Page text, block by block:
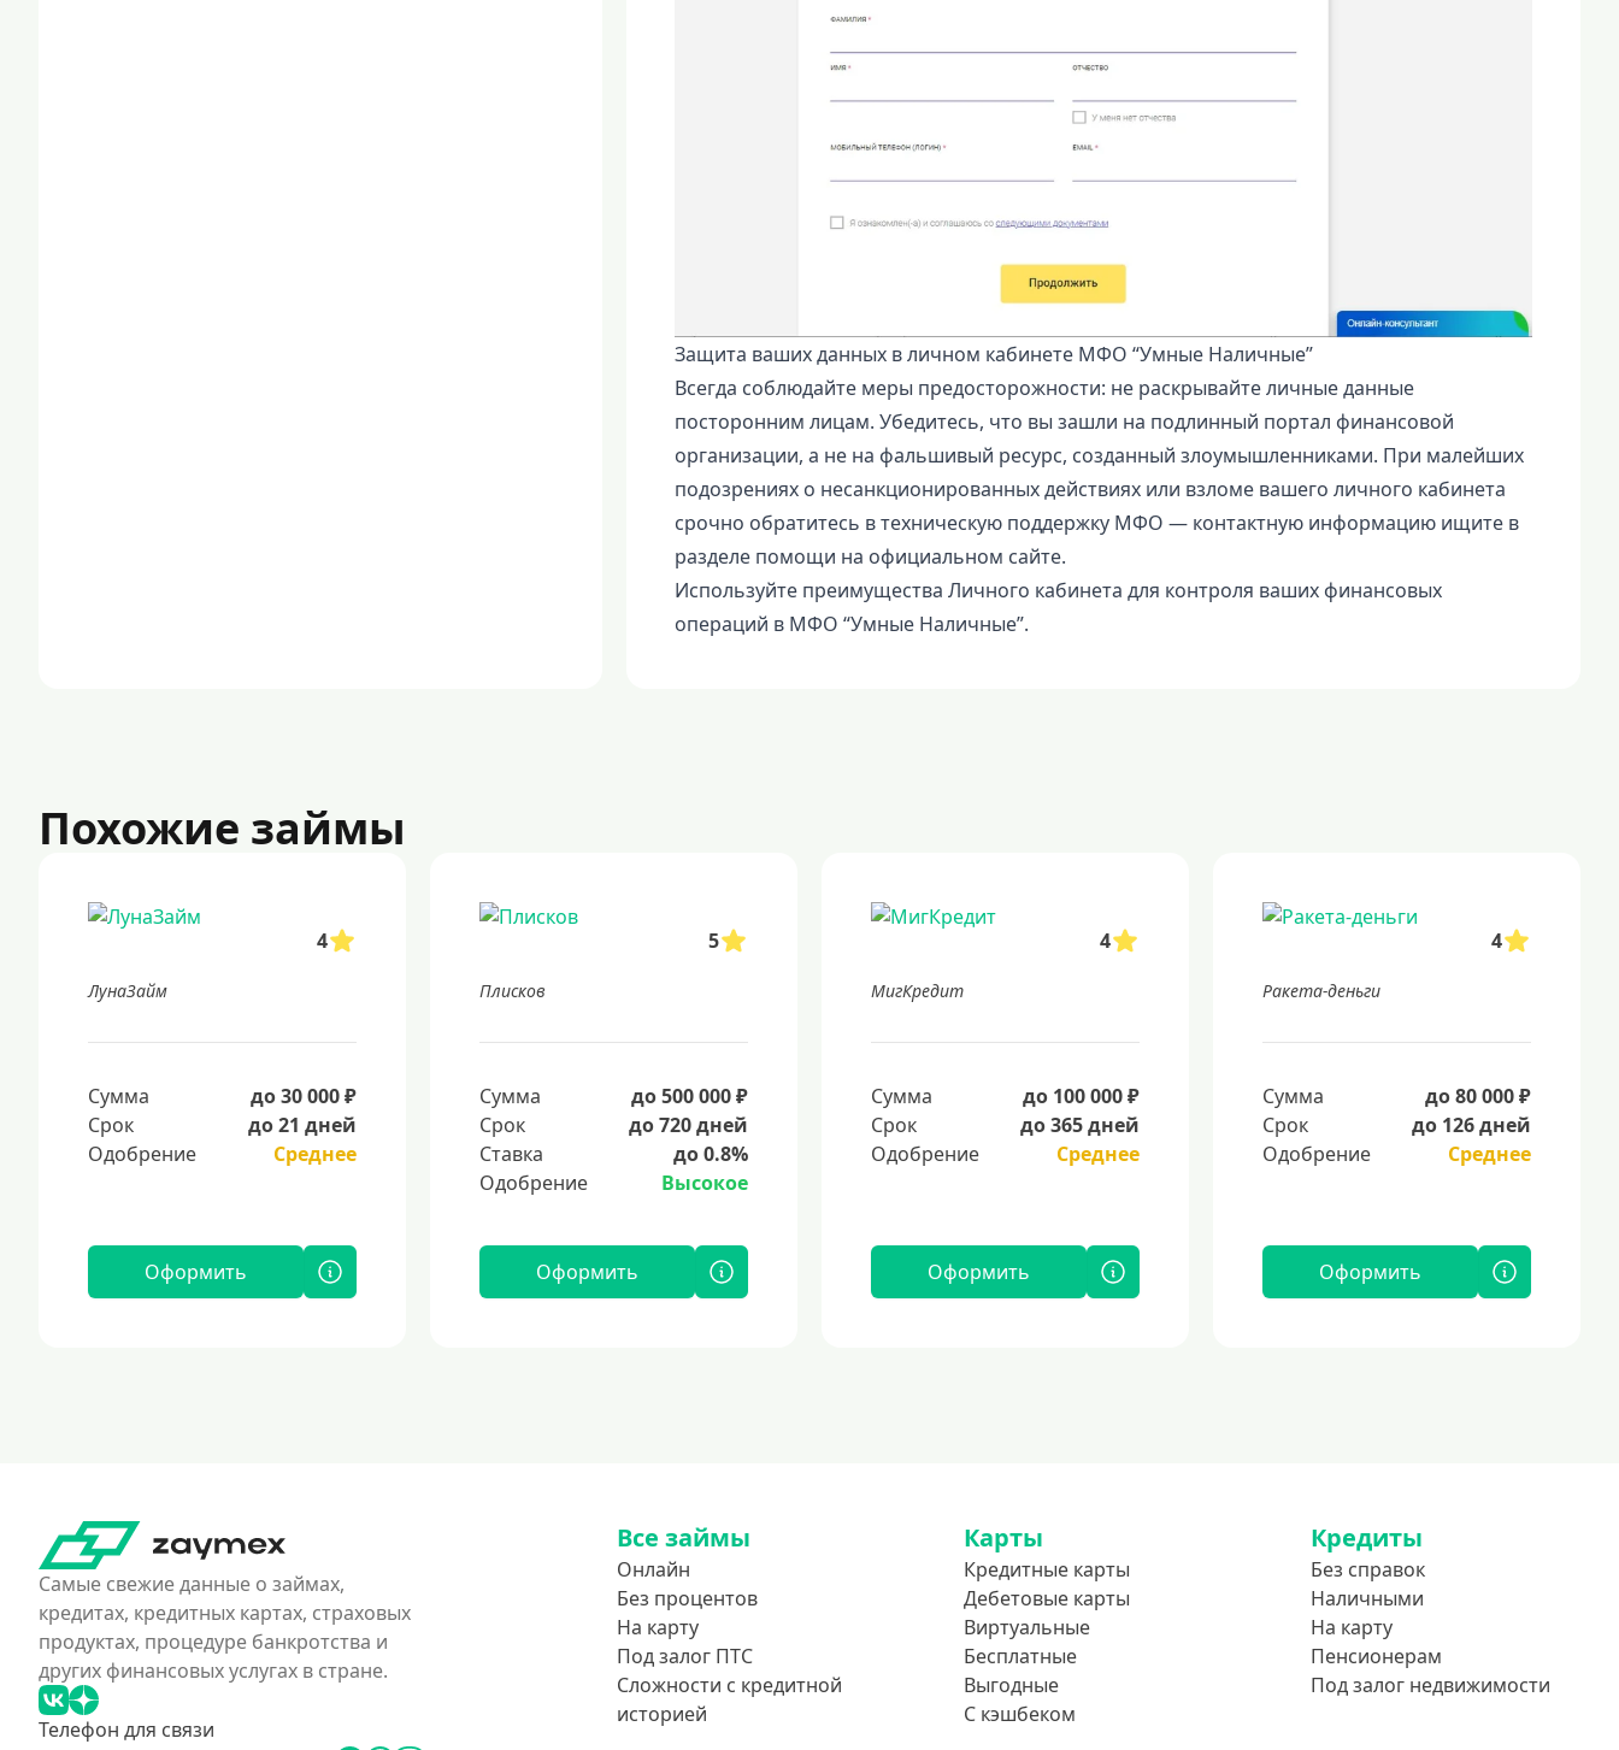
Защита ваших данных в личном кабинете МФО “Умные Наличные”
Всегда соблюдайте меры предосторожности: не раскрывайте личные данные
посторонним лицам. Убедитесь, что вы зашли на подлинный портал финансовой
организации, а не на фальшивый ресурс, созданный злоумышленниками. При малейших
подозрениях о несанкционированных действиях или взломе вашего личного кабинета
срочно обратитесь в техническую поддержку МФО — контактную информацию ищите в
разделе помощи на официальном сайте.
Используйте преимущества Личного кабинета для контроля ваших финансовых
операций в МФО “Умные Наличные”.
Похожие займы
4
ЛунаЗайм
Сумма
до 30 000 ₽
Срок
до 21 дней
Одобрение
Среднее
Оформить
5
Плисков
Сумма
до 500 000 ₽
Срок
до 720 дней
Ставка
до 0.8%
Одобрение
Высокое
Оформить
4
МигКредит
Сумма
до 100 000 ₽
Срок
до 365 дней
Одобрение
Среднее
Оформить
4
Ракета-деньги
Сумма
до 80 000 ₽
Срок
до 126 дней
Одобрение
Среднее
Оформить
Самые свежие данные о займах,
кредитах, кредитных картах, страховых
продуктах, процедуре банкротства и
других финансовых услугах в стране.
Телефон для связи
Все займы
Онлайн
Без процентов
На карту
Под залог ПТС
Сложности с кредитной
историей
Карты
Кредитные карты
Дебетовые карты
Виртуальные
Бесплатные
Выгодные
С кэшбеком
Кредиты
Без справок
Наличными
На карту
Пенсионерам
Под залог недвижимости